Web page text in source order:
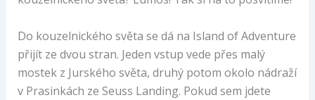
Do kouzelnického světa se dá na Island of Adventure
přijít ze dvou stran. Jeden vstup vede přes malý
mostek z Jurského světa, druhý potom okolo nádraží
v Prasinkách ze Seuss Landing. Pokud sem jdete